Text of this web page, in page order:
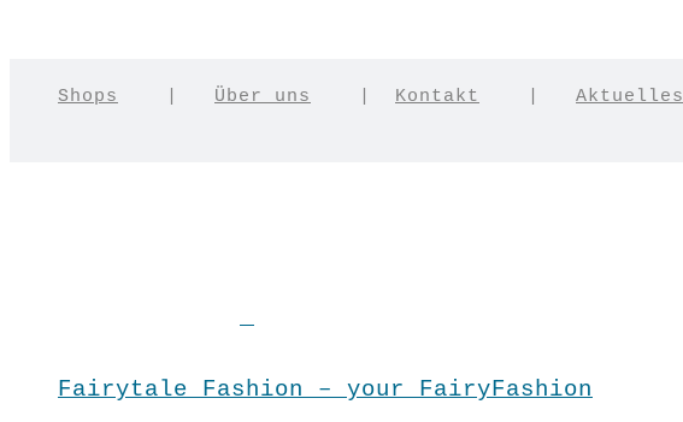
Shops Über uns Kontakt Aktuelles
Fairytale Fashion – your FairyFashion